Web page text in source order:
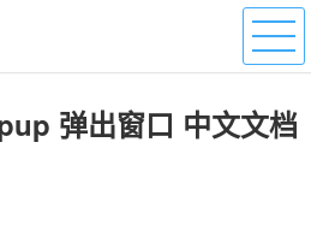
弹出窗口 中文文档